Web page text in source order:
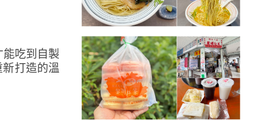
吃到自製
打造的溫